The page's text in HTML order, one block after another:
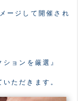
ージして開催され
ョンを厳選』
ただきます。